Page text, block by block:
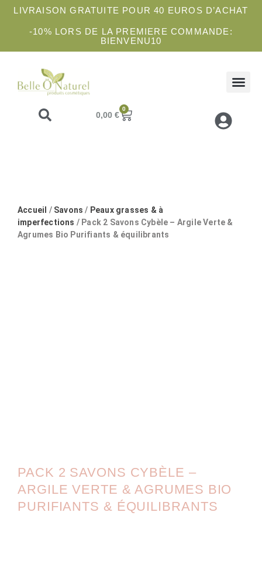
LIVRAISON GRATUITE POUR 40 EUROS D’ACHAT
-10% LORS DE LA PREMIERE COMMANDE:
BIENVENU10
0,00 €
0
Accueil / Savons / Peaux grasses & à
imperfections / Pack 2 Savons Cybèle – Argile Verte &
Agrumes Bio Purifiants & équilibrants
PACK 2 SAVONS CYBÈLE –
ARGILE VERTE & AGRUMES BIO
PURIFIANTS & ÉQUILIBRANTS